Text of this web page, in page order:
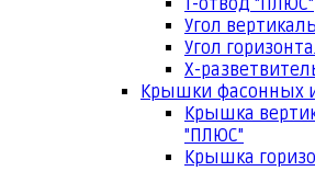
Т-отвод "ПЛЮС"
Угол
Угол
Х-
Крышки фасонных
Крышка
"ПЛЮС"
Крышка